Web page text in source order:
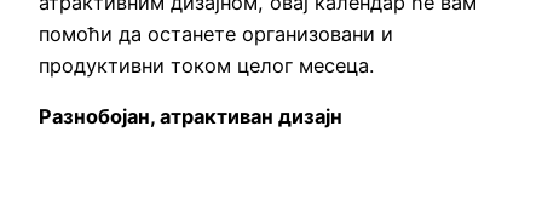
помоћи да останете организовани и
продуктивни током целог месеца.
Разнобојан, атрактиван дизајн